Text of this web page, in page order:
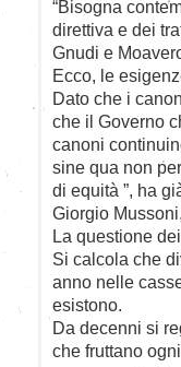
“Bisogna
direttiva e dei
Gnudi e
Ecco, le
Dato che i
che il Governo
canoni
sine qua non
di equità ”, ha
Giorgio
La questione
Si calcola che
anno nelle
esistono.
Da decenni si
che fruttano